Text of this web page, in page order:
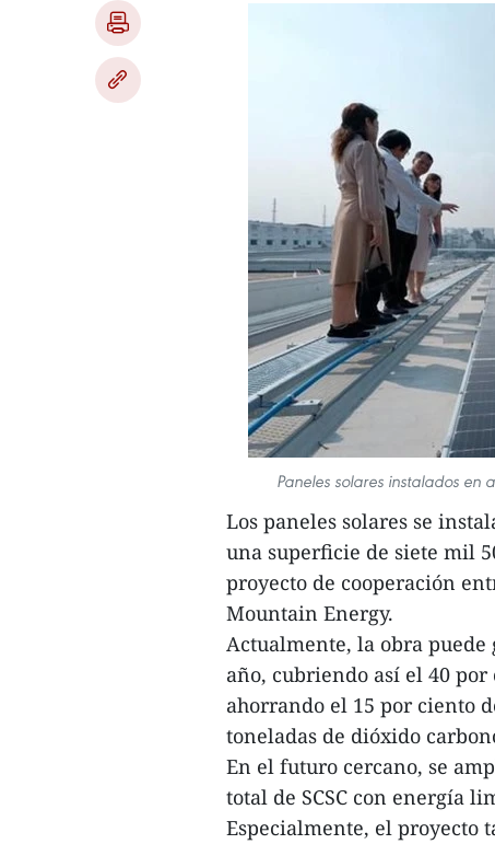
Paneles solares instalados en
Los paneles solares se
una superficie de siete mil
proyecto de cooperación
Mountain Energy.
Actualmente, la obra
año, cubriendo así el 40 por
ahorrando el 15 por ciento
toneladas de dióxido
En el futuro cercano, se
total de SCSC con energía
Especialmente, el proyecto